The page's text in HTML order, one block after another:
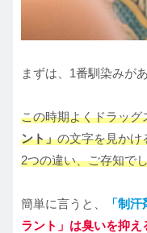
まずは、1番馴染みが
この時期よくドラッグ
ント」の文字を見かけ
2つの違い、ご存知で
簡単に言うと、 「制
ラント」は臭いを抑え